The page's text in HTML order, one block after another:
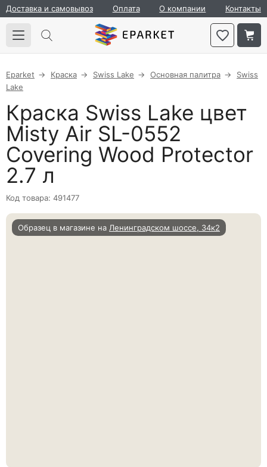
Доставка и самовывоз Оплата О компании Контакты
Eparket Краска Swiss Lake Основная палитра
Swiss
Lake
Краска Swiss Lake цвет
Misty Air SL-0552
Covering Wood Protector
2.7 л
Код товара: 491477
Образец в магазине на Ленинградском шоссе, 34к2